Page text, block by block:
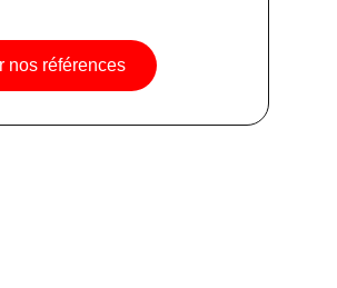
nos références